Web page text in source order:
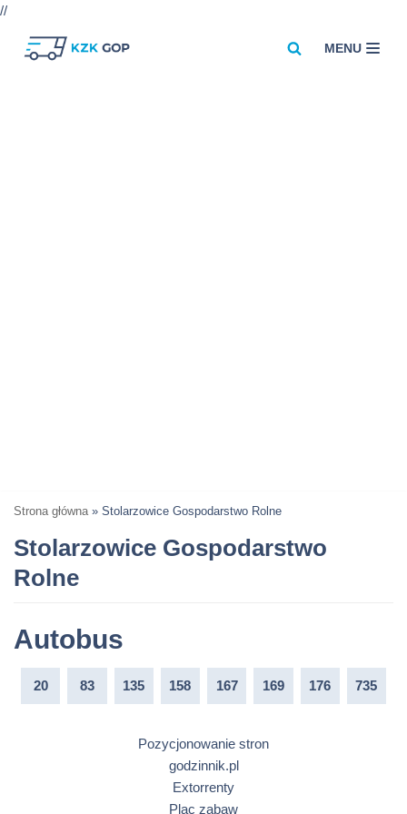
//
MENU
Strona główna » Stolarzowice Gospodarstwo Rolne
Stolarzowice Gospodarstwo
Rolne
Autobus
20 83 135 158 167 169 176 735
Pozycjonowanie stron
godzinnik.pl
Extorrenty
Plac zabaw